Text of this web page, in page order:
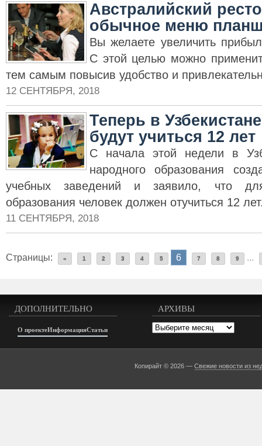
Австралийский
обычное меню
Вы желаете увеличить
С этой целью можно
тем самым повысив удобство и
12 СЕНТЯБРЯ, 2018
Теперь в
будут учиться 12 лет
С начала этой недели в
народного образования
учебных заведений и заявило, что
образования человек должен отучиться 12
11 СЕНТЯБРЯ, 2018
Страницы: « 1 2 3 4 5 6 7 8 9 ...
ДОПОЛНИТЕЛЬНО
О проектеИнформацияСтатьи
АРХИВЫ
Архивы
Копирайт © 2026 —Свежие новости из